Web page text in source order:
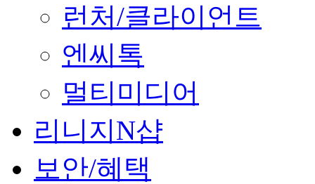
런처/클라이언트
엔씨톡
멀티미디어
리니지N샵
보안/혜택